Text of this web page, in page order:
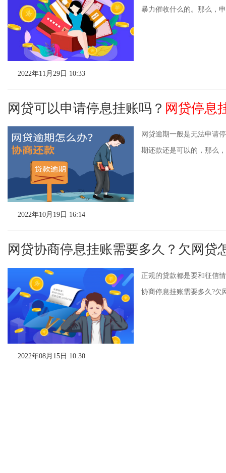
暴力催收什么的。那么，
2022年11月29日 10:33
网贷可以申请停息挂账吗？ 网贷停息
网贷逾期一般是无法申请
期还款还是可以的，那么
2022年10月19日 16:14
网贷协商停息挂账需要多久？欠网贷
正规的贷款都是要和征信
协商停息挂账需要多久?欠
2022年08月15日 10:30